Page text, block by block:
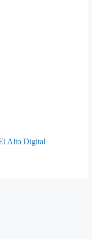
Alto Digital